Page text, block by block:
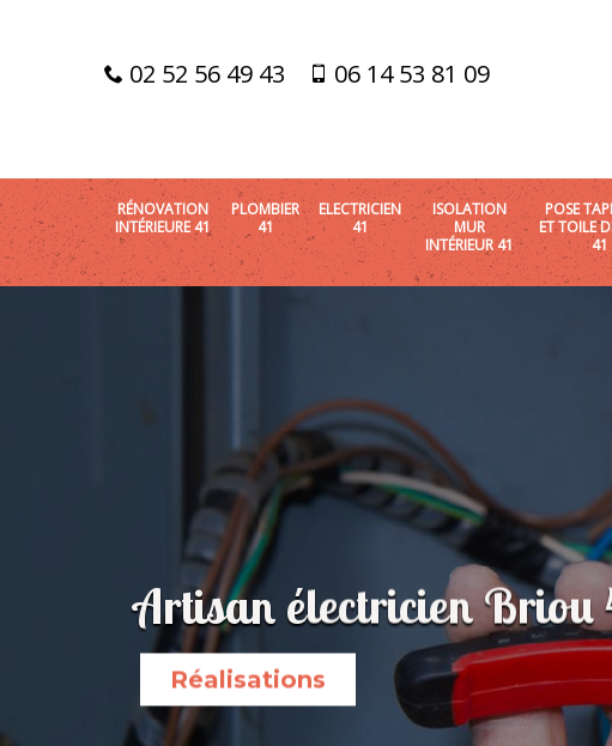
02 52 56 49 43 06 14 53 81 09
RÉNOVATION
INTÉRIEURE 41
PLOMBIER
41
ELECTRICIEN
41
ISOLATION
MUR
INTÉRIEUR 41
POSE
ET TOILE
41
Artisan électricien Briou
Réalisations